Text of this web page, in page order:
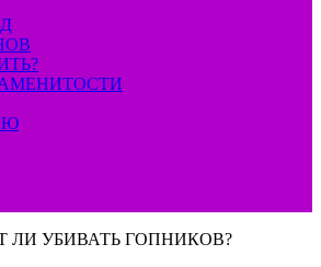
ЛИ УБИВАТЬ ГОПНИКОВ?